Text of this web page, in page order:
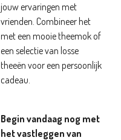
jouw ervaringen met
vrienden. Combineer het
met een mooie theemok of
een selectie van losse
theeën voor een persoonlijk
cadeau.
Begin vandaag nog met
het vastleggen van